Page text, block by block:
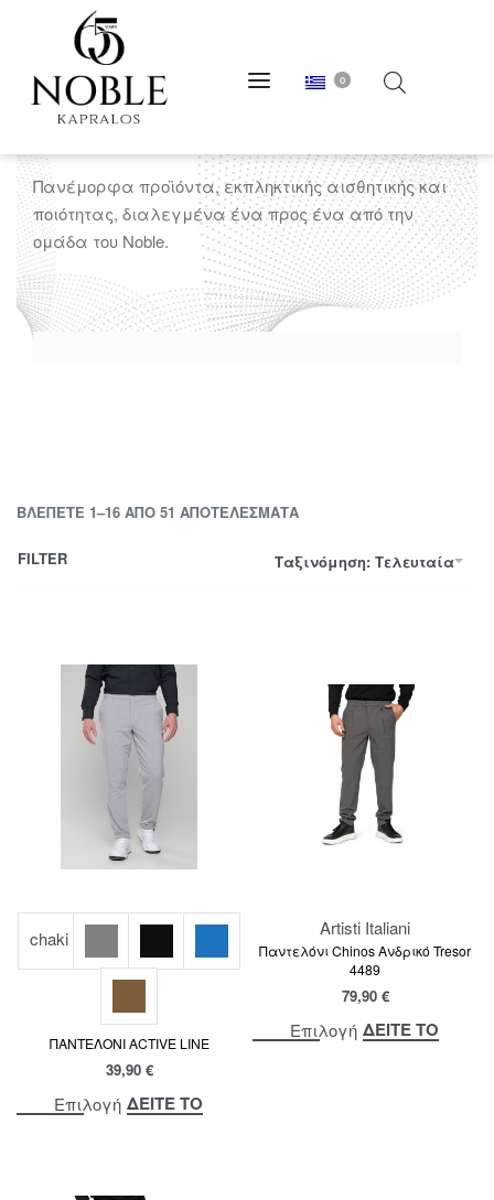
0
Παντελόνια
Πανέμορφα προϊόντα, εκπληκτικής αισθητικής και
ποιότητας, διαλεγμένα ένα προς ένα από την
ομάδα του Noble.
ΒΛΈΠΕΤΕ 1–16 ΑΠΌ 51 ΑΠΟΤΕΛΈΣΜΑΤΑ
Ταξινόμηση: Τελευταία
FILTER
chaki
ΠΑΝΤΕΛΟΝΙ ACTIVE LINE
39,90 €
Επιλογή ΔΕΙΤΕ ΤΟ
Artisti Italiani
Παντελόνι Chinos Ανδρικό Tresor
4489
79,90 €
Επιλογή ΔΕΙΤΕ ΤΟ